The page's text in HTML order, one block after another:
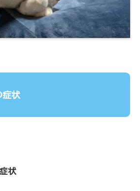
症状
状